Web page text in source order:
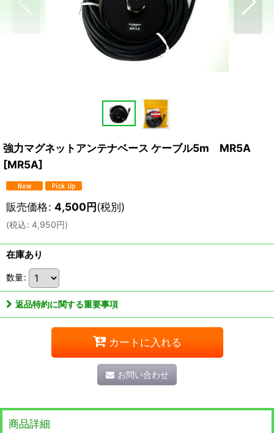
強力マグネットアンテナベース ケーブル5m MR5A
[MR5A]
販売価格: 4,500円(税別)
(税込: 4,950円)
在庫あり
数量:
返品特約に関する重要事項
カートに入れる
お問い合わせ
商品詳細